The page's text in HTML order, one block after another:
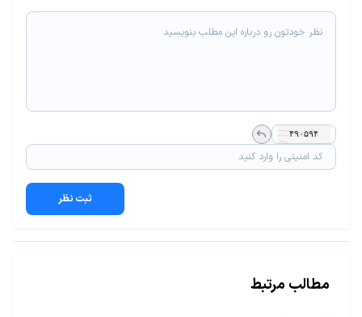
ثبت نظر
مطالب مرتبط